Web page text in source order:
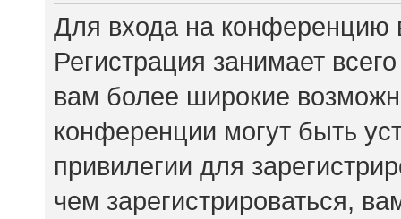
Для входа на конференцию
Регистрация занимает
вам более широкие
конференции могут быть
привилегии для
чем зарегистрироваться,